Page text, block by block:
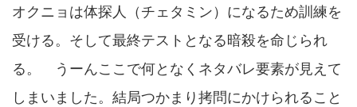
オクニョは体探人（チェタミン）になるため訓練を
受ける。そして最終テストとなる暗殺を命じられ
る。 うーんここで何となくネタバレ要素が見えて
しまいました。結局つかまり拷問にかけられること